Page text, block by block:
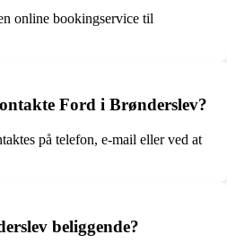
online bookingservice til
Ford i Brønderslev?
på telefon, e-mail eller ved at
beliggende?